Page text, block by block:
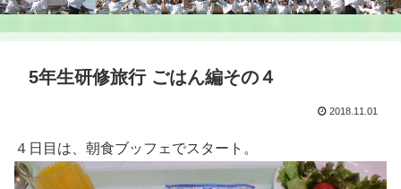
5年生研修旅行 ごはん編その４
2018.11.01
４日目は、朝食ブッフェでスタート。